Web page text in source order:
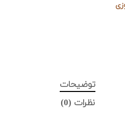
توضیحات
نظرات (0)